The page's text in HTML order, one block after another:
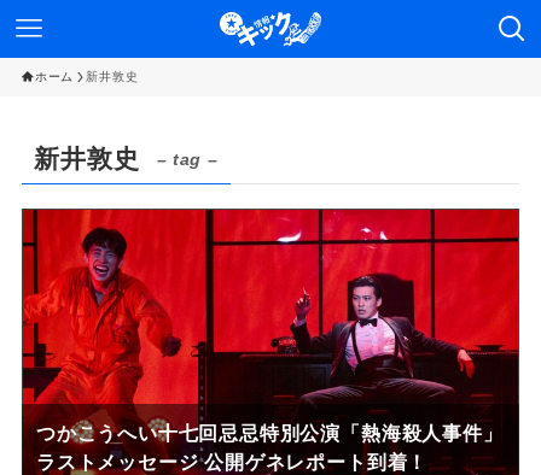
ホーム 新井敦史
新井敦史 – tag –
つかこうへい十七回忌忌特別公演「熱海殺人事件」
ラストメッセージ 公開ゲネレポート到着！